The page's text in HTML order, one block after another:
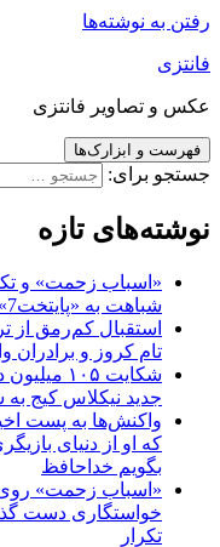
رفتن به نوشته‌ها
فانتزی
عکس و تصاویر فانتزی
فهرست و ابزارک‌ها
جستجو برای:
نوشته‌های تازه
«اسباب زحمت» و
شباهت به «پایتخت7» و چرخش بر مدار تکرار
تام کروز و برادران
شکایت
جدید نیکلاس کیج
واکنش‌ها به پست
که او از دنیای
بگویم خداحافظ
«اسباب زحمت» روی
تکرار